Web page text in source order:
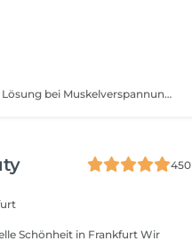
Die Rückenmassage ist die ideale Lösung bei Muskelverspannungen, die durch Knoten oder Haltungsschäden im Oberkörper verursacht werden. Speziell gegen Verspannungen. Sie leiden an Verspannungen in Rücken und Nacken - vielleicht durch Ihren Job am PC? - Dann probieren Sie unsere Rücken-Intensiv-Massage. Wir widmen uns ausschließlich Ihrem Rücken & Nacken und lösen Verhärtungen und Verspannungen. Diese Rückenmassage kann verspannungsbedingte Kopfschmerzen lindern. Da die Massage relativ stark ausgeführt wird, kann es danach zu einer Art Muskelkater kommen. In der Regel sind für eine nachhaltige Lockerung ca. 3-5 Massagetermine erforderlich. Liebe Kundinnen und Kunden, bitte beachten Sie bei Ihrer Terminbuchung bei uns unbedingt Folgendes: es kommt vermehrt vor, daß Sie Ihre Termine nicht einhalten bzw. zu spät erscheinen. Aufgrund des wirtschaftlichen Schadens, der uns dadurch entsteht, daß wir den betr. Termin so kurzfristig nicht mehr anderweitig an Kunden vergeben können, bitten wir Sie um Nachsicht, daß wir Sie in dem gebuchten Zeitfenster nur noch in der verbleibenden Zeit massieren können, wenn Sie zu spät kommen. In diesen Fällen sind auch Kaufpreisrückerstattungen ausgeschlossen. Daher bitten wir um Fairness Ihrerseits und gleichzeitig um Verständnis für diese Maßnahme. Ihr Cataleya Team
450
Schönheit in Frankfurt Wir